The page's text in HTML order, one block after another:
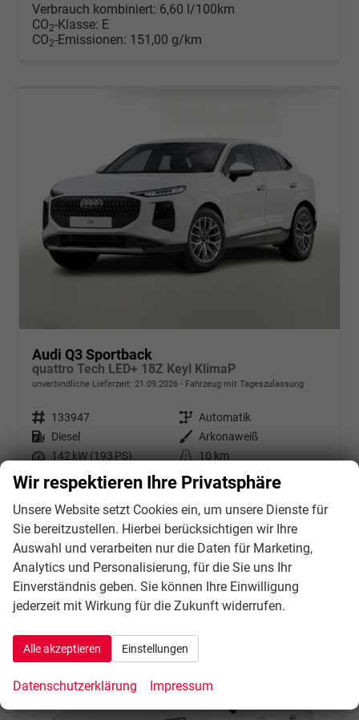
Verbrauch kombiniert: 6,60 l/100km
CO2-Klasse: E
CO2-Emissionen: 151,00 g/km
Audi Q3 Sportback
quattro Tech LED+ 18Z Keyl KlimaP
unverbindliche Lieferzeit: 21.09.2026 Fahrzeug mit Tageszulassung
Fahrzeugnr. 133947 Getriebe Automatik
Kraftstoff Diesel Außenfarbe Arkonaweiß
Leistung 142 kW (193 PS) Kilometerstand
10 km
31.07.2026
49.934,– € Details
Verbrauch kombiniert:
6,20 l/100km
CO2 -Klasse: F
CO2-Emissionen:162,00 g/km
Wir respektieren Ihre Privatsphäre
Unsere Website setzt Cookies ein, um unsere Dienste für
Sie bereitzustellen. Hierbei berücksichtigen wir Ihre
Auswahl und verarbeiten nur die Daten für Marketing,
Analytics und Personalisierung, für die Sie uns Ihr
Einverständnis geben. Sie können Ihre Einwilligung
jederzeit mit Wirkung für die Zukunft widerrufen.
Alle akzeptieren Einstellungen
Datenschutzerklärung Impressum